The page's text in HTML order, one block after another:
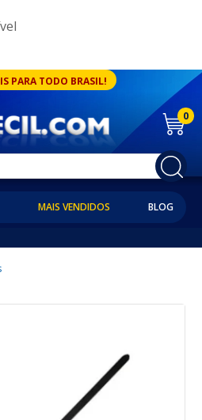
PARA TODO BRASIL!
0
MAIS VENDIDOS BLOG